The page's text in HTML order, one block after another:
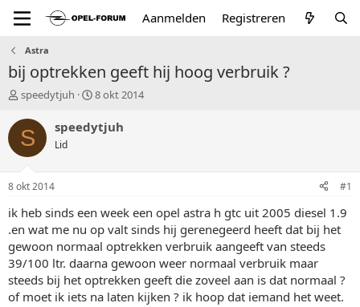
Aanmelden Registreren
Astra
bij optrekken geeft hij hoog verbruik ?
T
p
i
t
a
r
e
r
speedytjuh
S
a
r
u
8 okt 2014
S speedytjuh
Lid
8 okt 2014 #1
ik heb sinds een week een opel astra h gtc uit 2005 diesel 1.9
.en wat me nu op valt sinds hij gerenegeerd heeft dat bij het
gewoon normaal optrekken verbruik aangeeft van steeds
39/100 ltr. daarna gewoon weer normaal verbruik maar
steeds bij het optrekken geeft die zoveel aan is dat normaal ?
of moet ik iets na laten kijken ? ik hoop dat iemand het weet.